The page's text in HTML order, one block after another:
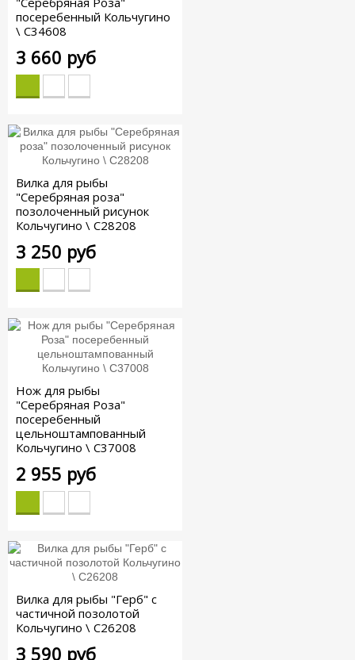
посеребенный Кольчугино
\ С34608
3 660 руб
Вилка для рыбы
"Серебряная роза"
позолоченный рисунок
Кольчугино \ С28208
3 250 руб
Нож для рыбы
"Серебряная Роза"
посеребенный
цельноштампованный
Кольчугино \ С37008
2 955 руб
Вилка для рыбы "Герб" с
частичной позолотой
Кольчугино \ С26208
3 590 руб